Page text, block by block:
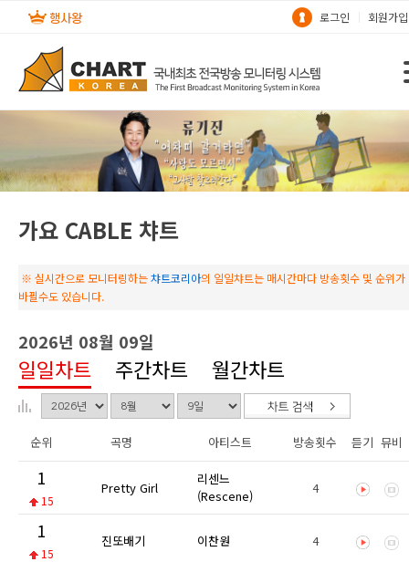
로그인 회원가입
가요 CABLE 챠트
※ 실시간으로 모니터링하는챠트코리아의 일일챠트는 매시간마다 방송횟수 및 순위가
바뀔수도 있습니다.
2026년 08월 09일
일일차트 주간차트 월간차트
순위 곡명 아티스트 방송횟수 듣기 뮤비
1
15
Pretty Girl
리센느
(Rescene)
4
1
15
진또배기 이찬원 4